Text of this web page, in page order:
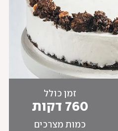
זמן כולל
760 דקות
כמות מצרכים